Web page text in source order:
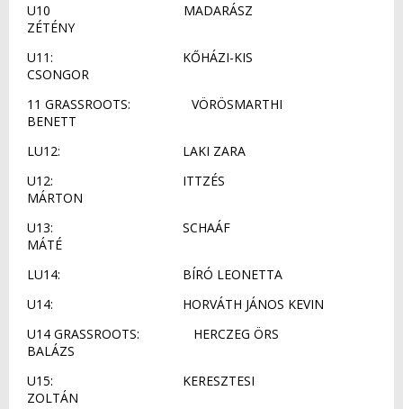
U10 MADARÁSZ
ZÉTÉNY
U11: KŐHÁZI-KIS
CSONGOR
11 GRASSROOTS: VÖRÖSMARTHI
BENETT
LU12: LAKI ZARA
U12: ITTZÉS
MÁRTON
U13: SCHAÁF
MÁTÉ
LU14: BÍRÓ LEONETTA
U14: HORVÁTH JÁNOS KEVIN
U14 GRASSROOTS: HERCZEG ÖRS
BALÁZS
U15: KERESZTESI
ZOLTÁN